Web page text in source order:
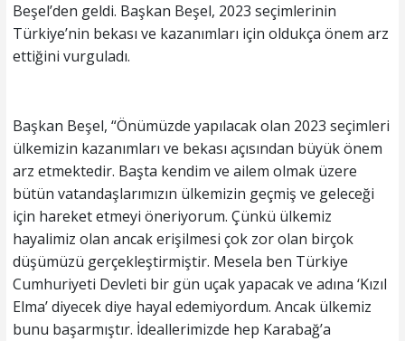
Beşel’den geldi. Başkan Beşel, 2023 seçimlerinin
Türkiye’nin bekası ve kazanımları için oldukça önem arz
ettiğini vurguladı.
Başkan Beşel, “Önümüzde yapılacak olan 2023 seçimleri
ülkemizin kazanımları ve bekası açısından büyük önem
arz etmektedir. Başta kendim ve ailem olmak üzere
bütün vatandaşlarımızın ülkemizin geçmiş ve geleceği
için hareket etmeyi öneriyorum. Çünkü ülkemiz
hayalimiz olan ancak erişilmesi çok zor olan birçok
düşümüzü gerçekleştirmiştir. Mesela ben Türkiye
Cumhuriyeti Devleti bir gün uçak yapacak ve adına ‘Kızıl
Elma’ diyecek diye hayal edemiyordum. Ancak ülkemiz
bunu başarmıştır. İdeallerimizde hep Karabağ’a